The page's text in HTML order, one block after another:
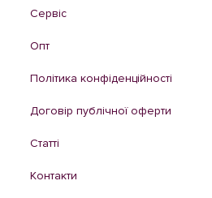
Сервіс
Опт
Політика конфіденційності
Договір публічної оферти
Статті
Контакти